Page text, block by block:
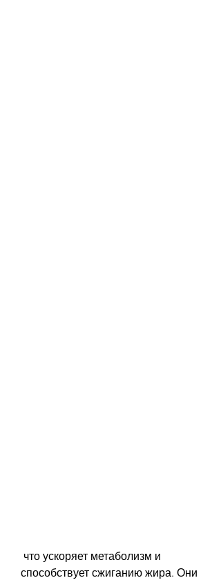
способствует сжиганию жира. Они